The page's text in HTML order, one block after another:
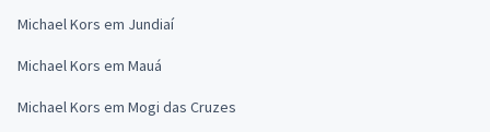
Michael Kors em Jundiaí
Michael Kors em Mauá
Michael Kors em Mogi das Cruzes